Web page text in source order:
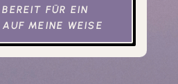
FÜR EIN
MEINE WEISE